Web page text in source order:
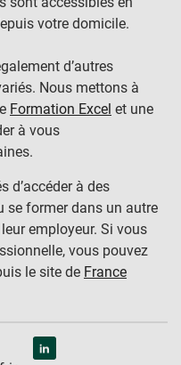
votre domicile.
d’autres
Nous mettons à
Formation Excel et une
à vous
d’accéder à des
se former dans un autre
employeur. Si vous
vous pouvez
le site de France